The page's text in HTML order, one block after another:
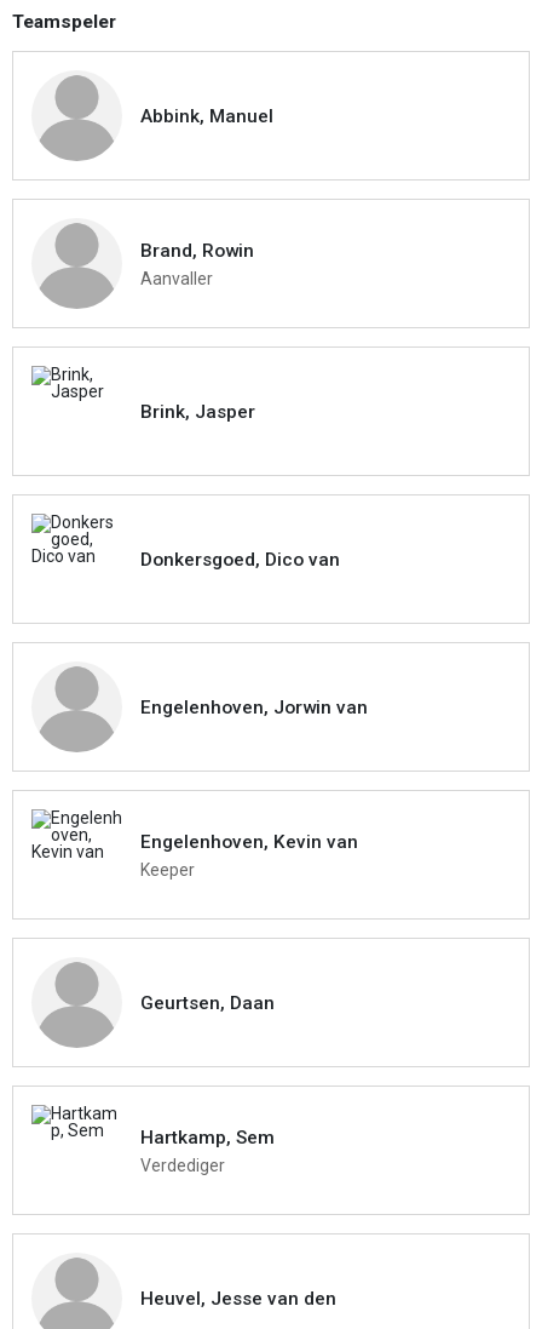
Teamspeler
Abbink, Manuel
Brand, Rowin
Aanvaller
Brink, Jasper
Donkersgoed, Dico van
Engelenhoven, Jorwin van
Engelenhoven, Kevin van
Keeper
Geurtsen, Daan
Hartkamp, Sem
Verdediger
Heuvel, Jesse van den